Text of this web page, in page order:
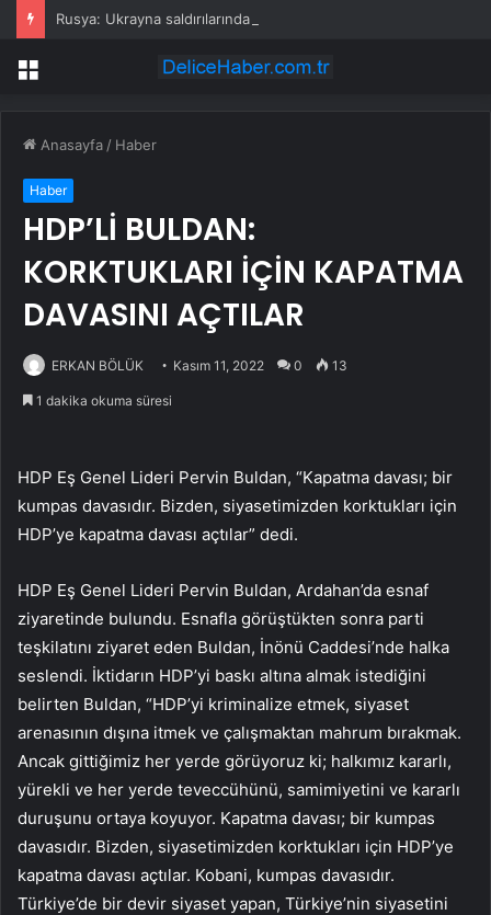
Rusya: Ukrayna saldırılarında 86 sivil öldü
Menü
Anasayfa / Haber
Haber
HDP’Lİ BULDAN:
KORKTUKLARI İÇİN KAPATMA
DAVASINI AÇTILAR
ERKAN BÖLÜK Kasım 11, 2022 0 13
1 dakika okuma süresi
HDP Eş Genel Lideri Pervin Buldan, “Kapatma davası; bir
kumpas davasıdır. Bizden, siyasetimizden korktukları için
HDP’ye kapatma davası açtılar” dedi.
HDP Eş Genel Lideri Pervin Buldan, Ardahan’da esnaf
ziyaretinde bulundu. Esnafla görüştükten sonra parti
teşkilatını ziyaret eden Buldan, İnönü Caddesi’nde halka
seslendi. İktidarın HDP’yi baskı altına almak istediğini
belirten Buldan, “HDP’yi kriminalize etmek, siyaset
arenasının dışına itmek ve çalışmaktan mahrum bırakmak.
Ancak gittiğimiz her yerde görüyoruz ki; halkımız kararlı,
yürekli ve her yerde teveccühünü, samimiyetini ve kararlı
duruşunu ortaya koyuyor. Kapatma davası; bir kumpas
davasıdır. Bizden, siyasetimizden korktukları için HDP’ye
kapatma davası açtılar. Kobani, kumpas davasıdır.
Türkiye’de bir devir siyaset yapan, Türkiye’nin siyasetini